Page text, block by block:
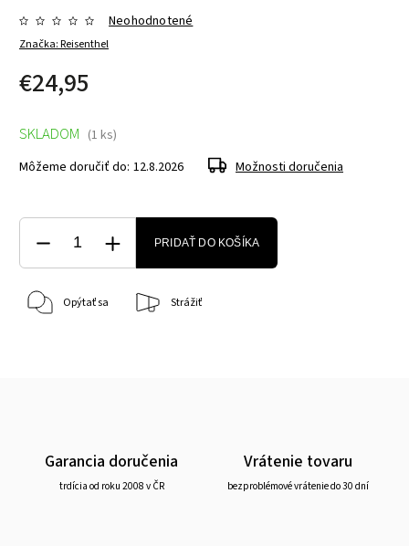
Značka:Reisenthel
Neohodnotené
€24,95
SKLADOM (1 ks)
Môžeme doručiť do: 12.8.2026 Možnosti doručenia
PRIDAŤ DO KOŠÍKA
Opýtať sa Strážiť
Garancia doručenia
trdícia od roku 2008 v ČR
Vrátenie tovaru
bezproblémové vrátenie do 30 dní